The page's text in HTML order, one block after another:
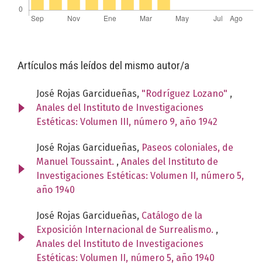
Artículos más leídos del mismo autor/a
José Rojas Garcidueñas, "Rodríguez Lozano" ,
Anales del Instituto de Investigaciones
Estéticas: Volumen III, número 9, año 1942
José Rojas Garcidueñas, Paseos coloniales, de
Manuel Toussaint. , Anales del Instituto de
Investigaciones Estéticas: Volumen II, número 5,
año 1940
José Rojas Garcidueñas, Catálogo de la
Exposición Internacional de Surrealismo. ,
Anales del Instituto de Investigaciones
Estéticas: Volumen II, número 5, año 1940